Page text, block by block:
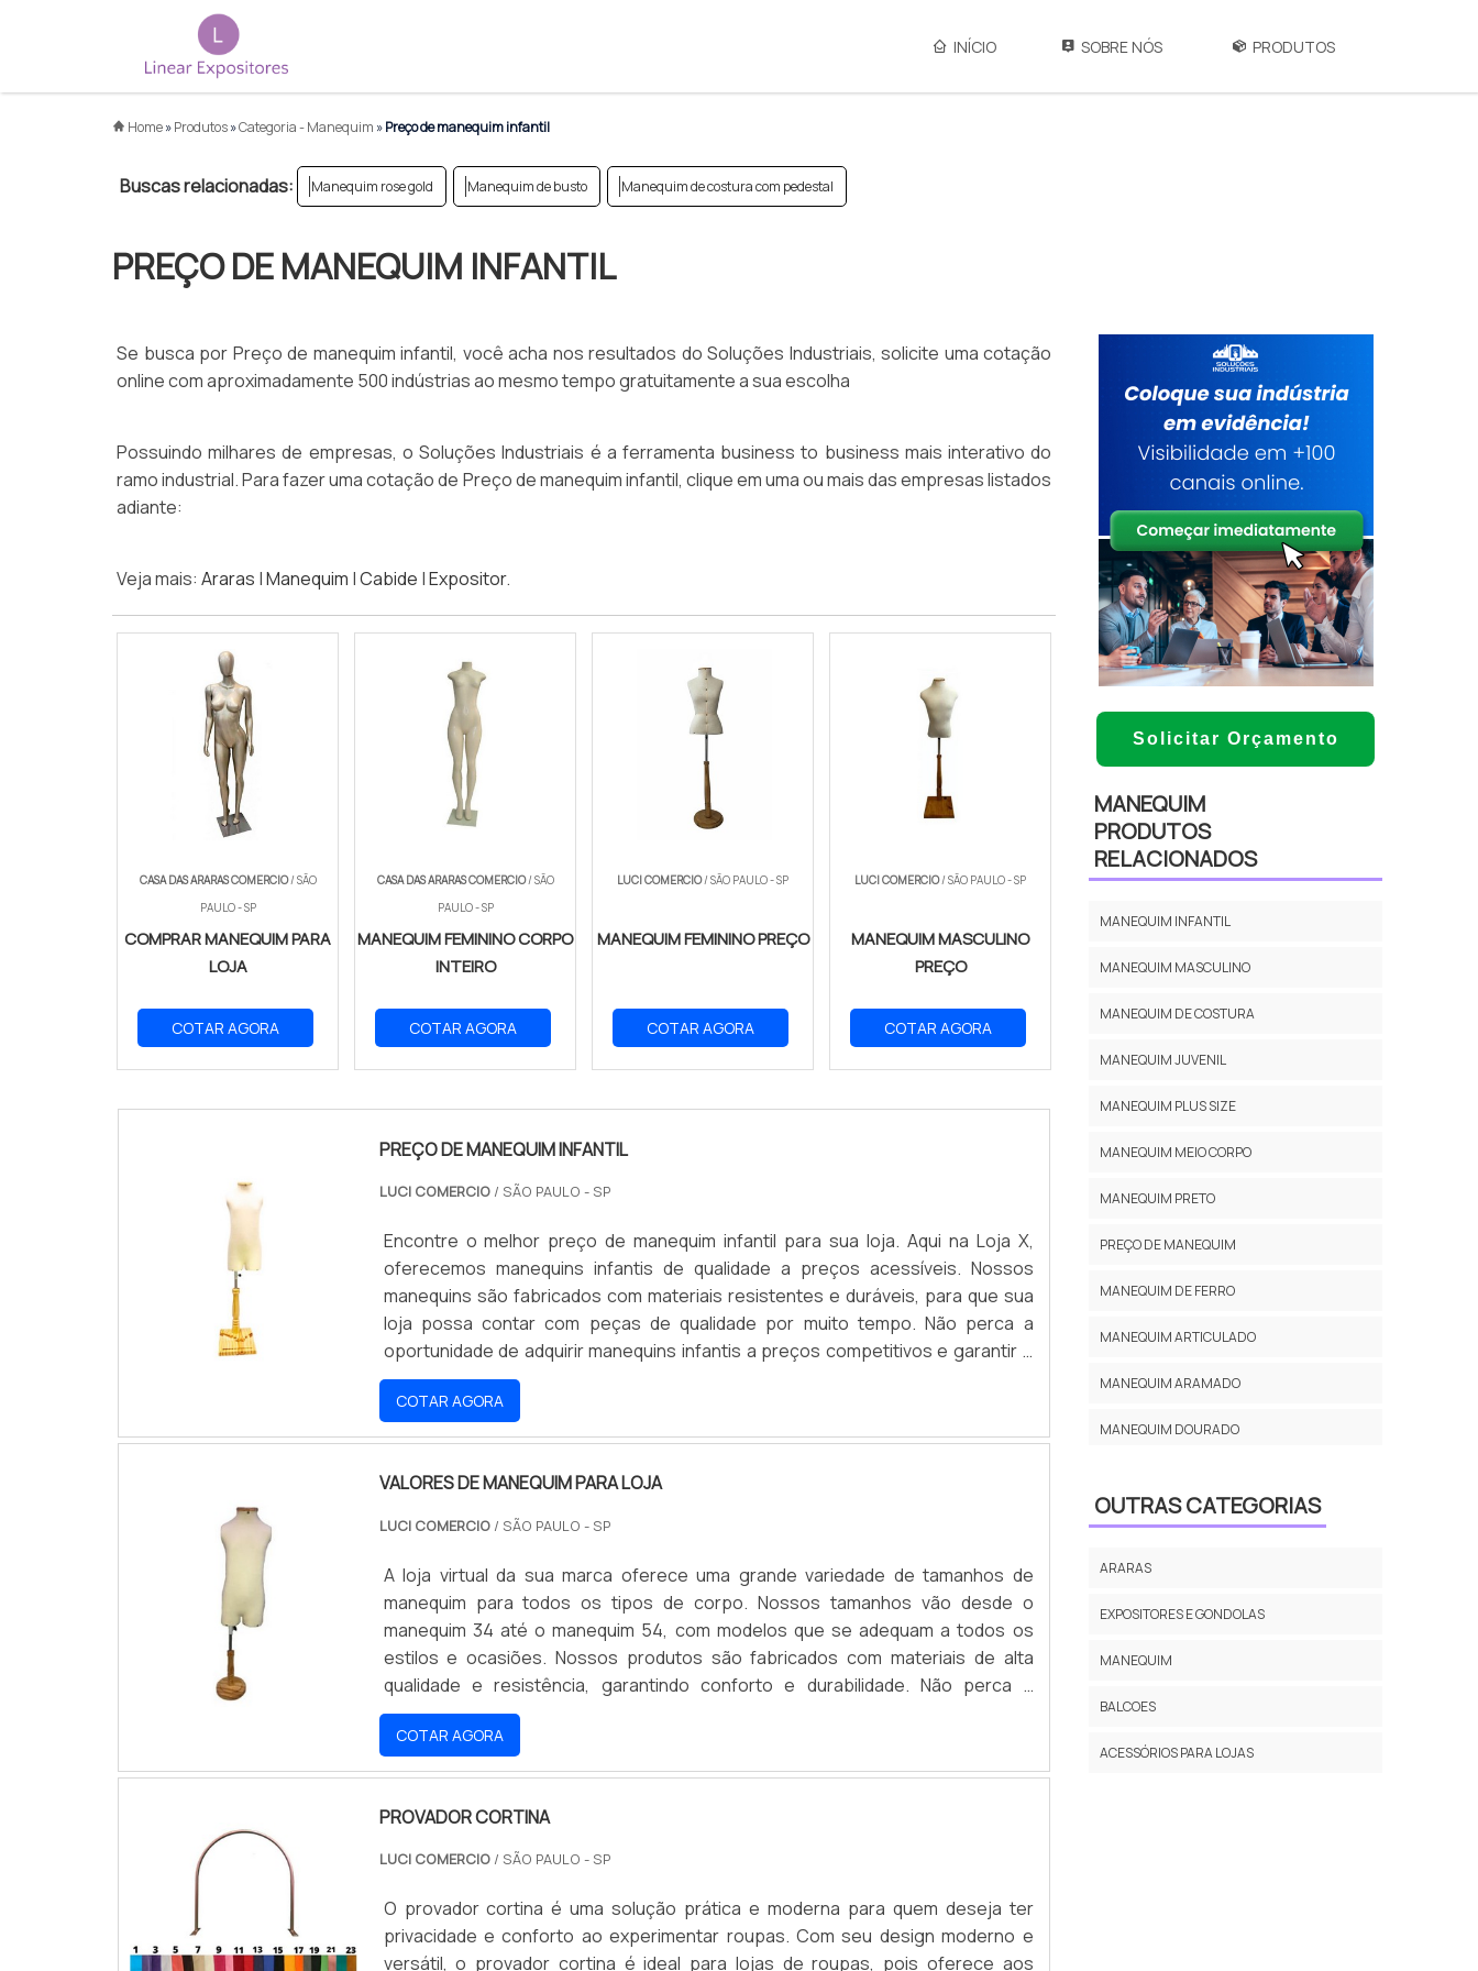
INÍCIO SOBRE NÓS PRODUTOS
Home»Produtos»Categoria - Manequim »Preço de manequim infantil
Buscas relacionadas: Manequim rose gold Manequim de busto Manequim de costura com pedestal
PREÇO DE MANEQUIM INFANTIL
Se busca por Preço de manequim infantil, você acha nos resultados do Soluções Industriais, solicite uma cotação
online com aproximadamente 500 indústrias ao mesmo tempo gratuitamente a sua escolha
Possuindo milhares de empresas, o Soluções Industriais é a ferramenta business to business mais interativo do
ramo industrial. Para fazer uma cotação de Preço de manequim infantil, clique em uma ou mais das empresas listados
adiante:
Veja mais: Araras |Manequim |Cabide |Expositor.
CASA DAS ARARAS COMERCIO/ SÃO
PAULO - SP
COMPRAR MANEQUIM PARA
LOJA
COTAR AGORA
CASA DAS ARARAS COMERCIO/ SÃO
PAULO - SP
MANEQUIM FEMININO CORPO
INTEIRO
COTAR AGORA
LUCI COMERCIO/ SÃO PAULO - SP
MANEQUIM FEMININO PREÇO
COTAR AGORA
LUCI COMERCIO/ SÃO PAULO - SP
MANEQUIM MASCULINO
PREÇO
COTAR AGORA
PREÇO DE MANEQUIM INFANTIL
LUCI COMERCIO / SÃO PAULO - SP
Encontre o melhor preço de manequim infantil para sua loja. Aqui na Loja X,
oferecemos manequins infantis de qualidade a preços acessíveis. Nossos
manequins são fabricados com materiais resistentes e duráveis, para que sua
loja possa contar com peças de qualidade por muito tempo. Não perca a
oportunidade de adquirir manequins infantis a preços competitivos e garantir o
melhor para seus clientes. Aproveite nossas ofertas e compre agora mesmo!
COTAR AGORA
VALORES DE MANEQUIM PARA LOJA
LUCI COMERCIO / SÃO PAULO - SP
A loja virtual da sua marca oferece uma grande variedade de tamanhos de
manequim para todos os tipos de corpo. Nossos tamanhos vão desde o
manequim 34 até o manequim 54, com modelos que se adequam a todos os
estilos e ocasiões. Nossos produtos são fabricados com materiais de alta
qualidade e resistência, garantindo conforto e durabilidade. Não perca a
oportunidade de encontrar o manequim ideal para você e aproveite nossos
preços acessíveis.
COTAR AGORA
PROVADOR CORTINA
LUCI COMERCIO / SÃO PAULO - SP
O provador cortina é uma solução prática e moderna para quem deseja ter
privacidade e conforto ao experimentar roupas. Com seu design moderno e
versátil, o provador cortina é ideal para lojas de roupas, pois oferece aos
Solicitar Orçamento
MANEQUIM
PRODUTOS
RELACIONADOS
MANEQUIM INFANTIL
MANEQUIM MASCULINO
MANEQUIM DE COSTURA
MANEQUIM JUVENIL
MANEQUIM PLUS SIZE
MANEQUIM MEIO CORPO
MANEQUIM PRETO
PREÇO DE MANEQUIM
MANEQUIM DE FERRO
MANEQUIM ARTICULADO
MANEQUIM ARAMADO
MANEQUIM DOURADO
FÁBRICA DE MANEQUIM
MANEQUIM DE ROUPA
MANEQUIM PRATA
MANEQUIM CABEÇA DE OVO
MANEQUIM CORPO INTEIRO
MANEQUIM CROMADO
OUTRAS CATEGORIAS
ARARAS
EXPOSITORES E GONDOLAS
MANEQUIM
BALCOES
ACESSÓRIOS PARA LOJAS